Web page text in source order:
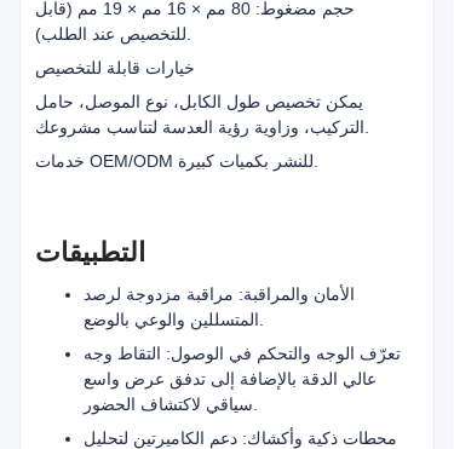
حجم مضغوط: 80 مم × 16 مم × 19 مم (قابل
خيارات قابلة للتخصيص
يمكن تخصيص طول الكابل، نوع الموصل، حامل
التطبيقات
الأمان والمراقبة: مراقبة مزدوجة لرصد
تعرّف الوجه والتحكم في الوصول: التقاط وجه
عالي الدقة بالإضافة إلى تدفق عرض واسع
محطات ذكية وأكشاك: دعم الكاميرتين لتحليل